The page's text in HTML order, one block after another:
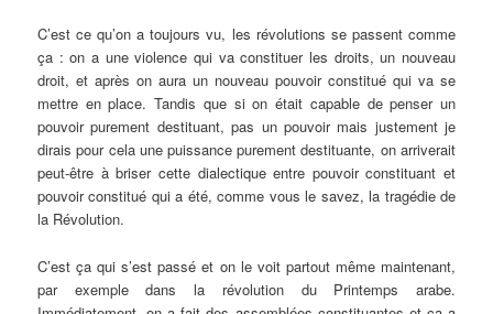
C’est ce qu’on a toujours vu, les révolutions se passent comme
ça : on a une violence qui va constituer les droits, un nouveau
droit, et après on aura un nouveau pouvoir constitué qui va se
mettre en place. Tandis que si on était capable de penser un
pouvoir purement destituant, pas un pouvoir mais justement je
dirais pour cela une puissance purement destituante, on arriverait
peut-être à briser cette dialectique entre pouvoir constituant et
pouvoir constitué qui a été, comme vous le savez, la tragédie de
la Révolution.
C’est ça qui s’est passé et on le voit partout même maintenant,
par exemple dans la révolution du Printemps arabe.